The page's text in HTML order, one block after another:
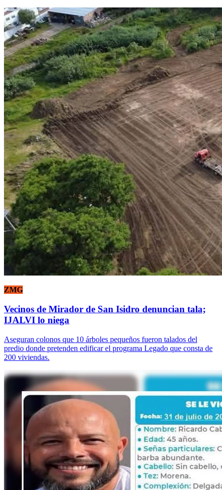
ZMG
Vecinos de Mirador de San Isidro denuncian tala;
IJALVI lo niega
Aseguran colonos que 10 árboles pequeños fueron talados del
predio donde pretenden edificar el programa Legado que consta de
200 viviendas.